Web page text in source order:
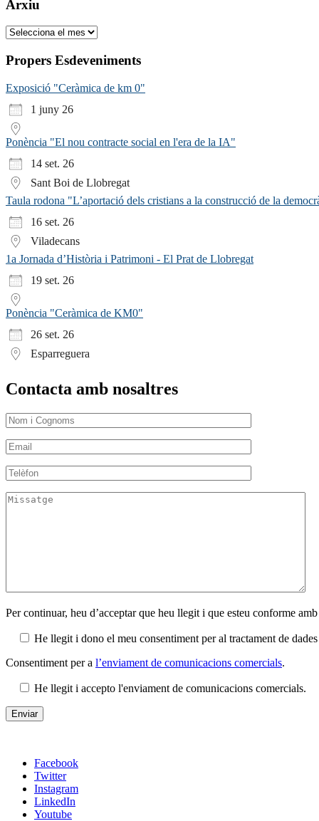
Arxiu
Arxiu
Propers Esdeveniments
Exposició "Ceràmica de km 0"
1 juny 26
Ponència "El nou contracte social en l'era de la IA"
14 set. 26
Sant Boi de Llobregat
Taula rodona "L’aportació dels cristians a la construcció de la
16 set. 26
Viladecans
1a Jornada d’Història i Patrimoni - El Prat de Llobregat
19 set. 26
Ponència "Ceràmica de KM0"
26 set. 26
Esparreguera
Contacta amb nosaltres
Per continuar, heu d’acceptar que heu llegit i que esteu conforme
He llegit i dono el meu consentiment per al tractament de
Consentiment per a l’enviament de comunicacions comercials.
He llegit i accepto l'enviament de comunicacions comercials.
Facebook
Twitter
Instagram
LinkedIn
Youtube